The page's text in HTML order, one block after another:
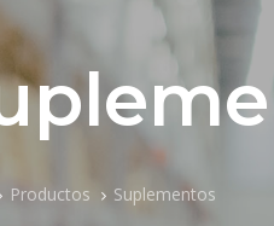
Productos Suplementos